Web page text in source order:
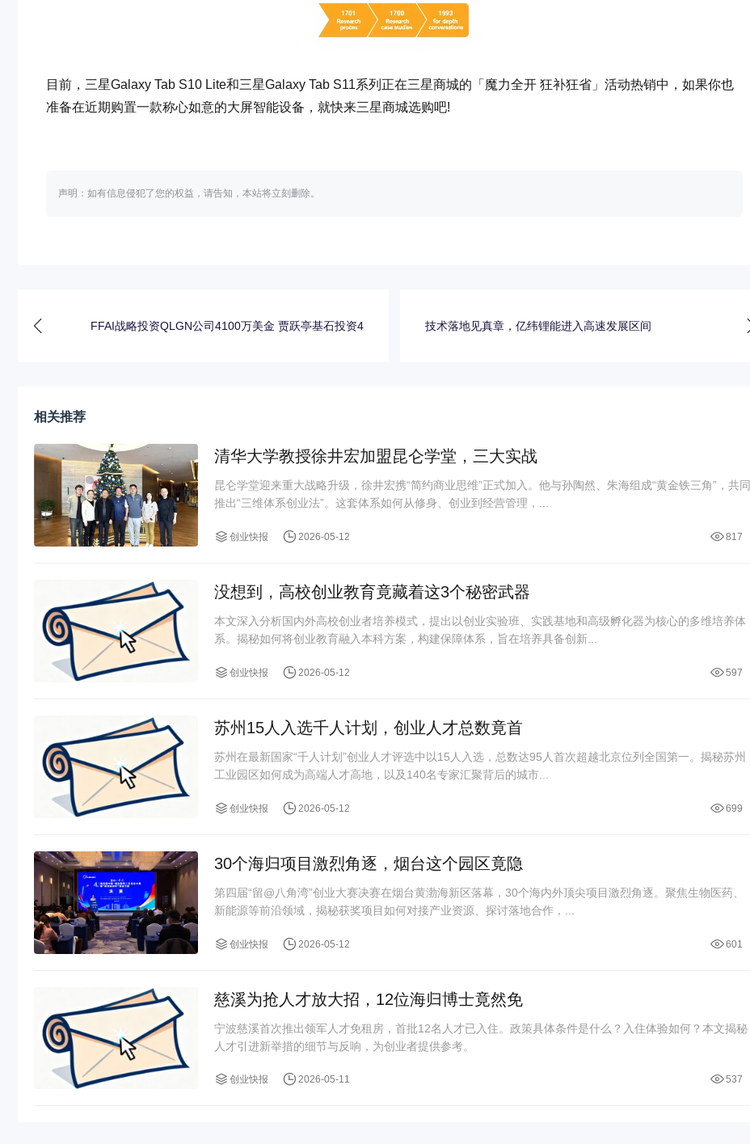
目前，三星Galaxy Tab S10 Lite和三星Galaxy Tab S11系列正在三星商城的「魔力全开 狂补狂省」活动热销中，如果你也
准备在近期购置一款称心如意的大屏智能设备，就快来三星商城选购吧!
声明：如有信息侵犯了您的权益，请告知，本站将立刻删除。
FFAI战略投资QLGN公司4100万美金 贾跃亭基石投资4 技术落地见真章，亿纬锂能进入高速发展区间
相关推荐
清华大学教授徐井宏加盟昆仑学堂，三大实战
昆仑学堂迎来重大战略升级，徐井宏携“简约商业思维”正式加入。他与孙陶然、朱海组成“黄金铁三角”，共同
推出“三维体系创业法”。这套体系如何从修身、创业到经营管理，...
创业快报 2026-05-12 817
没想到，高校创业教育竟藏着这3个秘密武器
本文深入分析国内外高校创业者培养模式，提出以创业实验班、实践基地和高级孵化器为核心的多维培养体
系。揭秘如何将创业教育融入本科方案，构建保障体系，旨在培养具备创新...
创业快报 2026-05-12 597
苏州15人入选千人计划，创业人才总数竟首
苏州在最新国家“千人计划”创业人才评选中以15人入选，总数达95人首次超越北京位列全国第一。揭秘苏州
工业园区如何成为高端人才高地，以及140名专家汇聚背后的城市...
创业快报 2026-05-12 699
30个海归项目激烈角逐，烟台这个园区竟隐
第四届“留@八角湾”创业大赛决赛在烟台黄渤海新区落幕，30个海内外顶尖项目激烈角逐。聚焦生物医药、
新能源等前沿领域，揭秘获奖项目如何对接产业资源、探讨落地合作，...
创业快报 2026-05-12 601
慈溪为抢人才放大招，12位海归博士竟然免
宁波慈溪首次推出领军人才免租房，首批12名人才已入住。政策具体条件是什么？入住体验如何？本文揭秘
人才引进新举措的细节与反响，为创业者提供参考。
创业快报 2026-05-11 537